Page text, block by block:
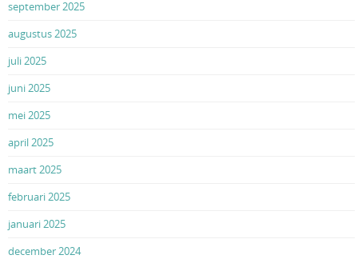
september 2025
augustus 2025
juli 2025
juni 2025
mei 2025
april 2025
maart 2025
februari 2025
januari 2025
december 2024